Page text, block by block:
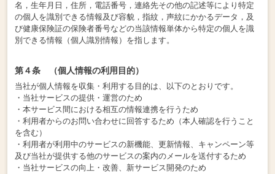
名，生年月日，住所，電話番号，連絡先その他の記述等により特定
の個人を識別できる情報及び容貌，指紋，声紋にかかるデータ，及
び健康保険証の保険者番号などの当該情報単体から特定の個人を識
別できる情報（個人識別情報）を指します。
第４条 （個人情報の利用目的）
当社が個人情報を収集・利用する目的は、以下のとおりです。
・当社サービスの提供・運営のため
・本サービス間における相互の情報連携を行うため
・利用者からのお問い合わせに回答するため（本人確認を行うこと
を含む）
・利用者が利用中のサービスの新機能、更新情報、キャンペーン等
及び当社が提供する他のサービスの案内のメールを送付するため
・当社サービスの向上・改善、新サービス開発のため